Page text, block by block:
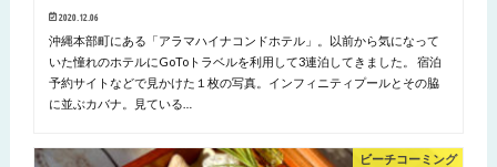
2020.12.06
沖縄本部町にある「アラマハイナコンドホテル」。以前から気になって
いた憧れのホテルにGoToトラベルを利用して3連泊してきました。 宿泊
予約サイトなどで見かけた１枚の写真。インフィニティプールとその脇
に並ぶカバナ。見ている…
ビーチコーミング